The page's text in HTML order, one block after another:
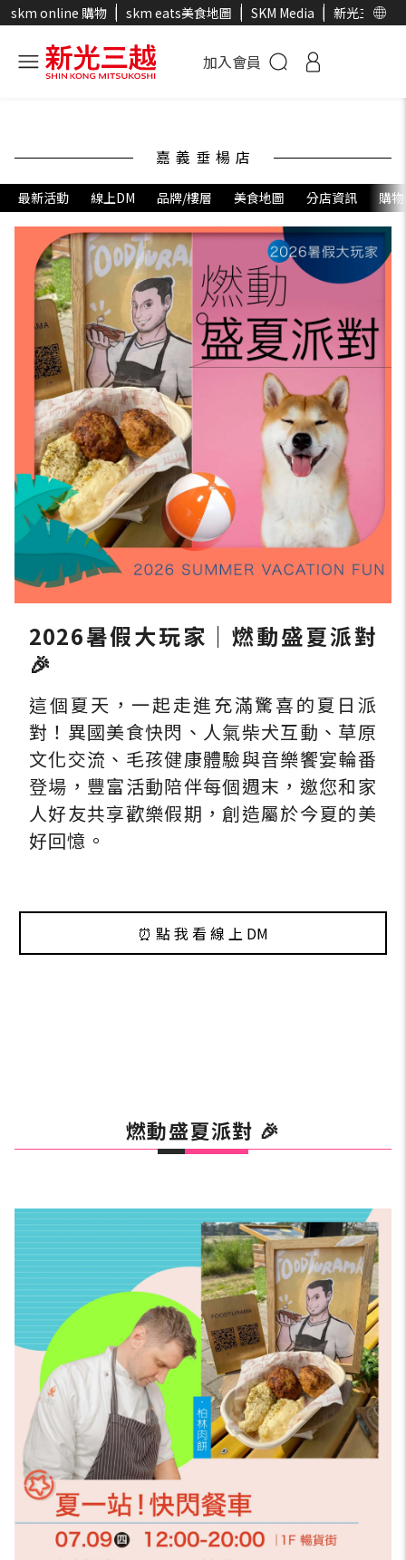
skm online 購物 skm eats美食地圖 SKM Media 新光三越官
加入會員
嘉義垂楊店
最新活動 線上DM 品牌/樓層 美食地圖 分店資訊 購
2026暑假大玩家｜燃動盛夏派對
🎉
這個夏天，一起走進充滿驚喜的夏日派
對！異國美食快閃、人氣柴犬互動、草原
文化交流、毛孩健康體驗與音樂饗宴輪番
登場，豐富活動陪伴每個週末，邀您和家
人好友共享歡樂假期，創造屬於今夏的美
好回憶。
⏰ 點 我 看 線 上 DM
燃動盛夏派對 🎉